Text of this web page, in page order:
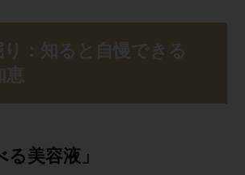
り：知ると自慢できる
恵
美 容 液 」